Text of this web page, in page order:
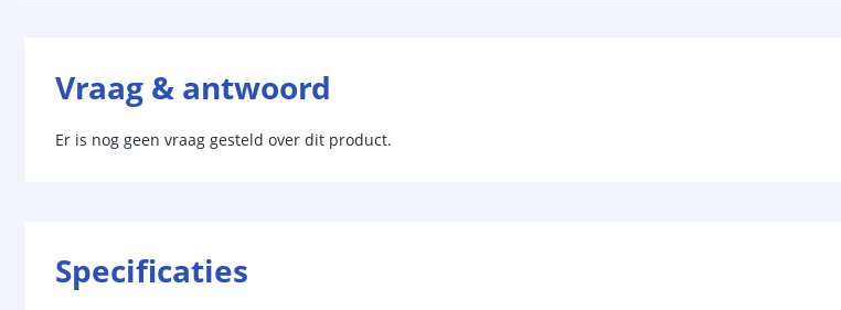
Vraag & antwoord
Er is nog geen vraag gesteld over dit product.
Specificaties